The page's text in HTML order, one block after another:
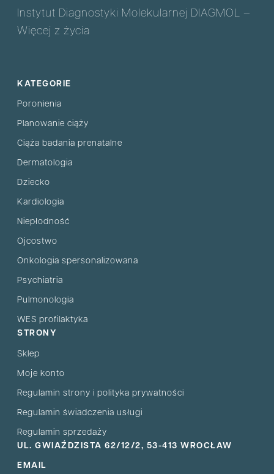
Instytut Diagnostyki Molekularnej DIAGMOL –
Więcej z życia
KATEGORIE
Poronienia
Planowanie ciąży
Ciąża badania prenatalne
Dermatologia
Dziecko
Kardiologia
Niepłodność
Ojcostwo
Onkologia spersonalizowana
Psychiatria
Pulmonologia
WES profilaktyka
STRONY
Sklep
Moje konto
Regulamin strony i polityka prywatności
Regulamin świadczenia usługi
Regulamin sprzedaży
UL. GWIAŹDZISTA 62/12/2, 53-413 WROCŁAW
EMAIL